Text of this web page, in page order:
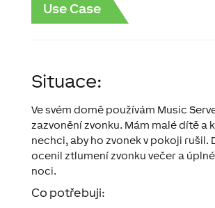
Use Case
Situace:
Ve svém domě používám Music
zazvonění zvonku. Mám malé dítě a
nechci, aby ho zvonek v pokoji rušil.
ocenil ztlumení zvonku večer a
noci.
Co potřebuji: